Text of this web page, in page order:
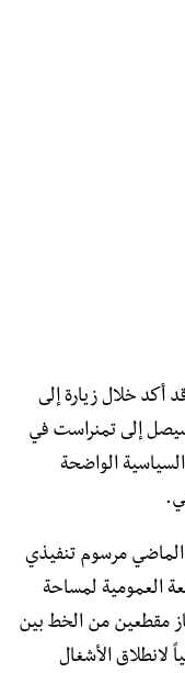
أكد خلال زيارة إلى
القطار سيصل إلى تمنراست في
الإرادة السياسية الواضحة
مرسوم تنفيذي
العمومية لمساحة
لإنجاز مقطعين من الخط بين
لانطلاق الأشغال